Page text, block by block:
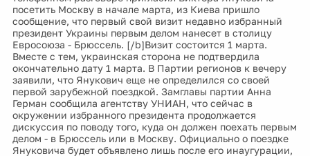
посетить Москву в начале марта, из Киева пришло
сообщение, что первый свой визит недавно избранный
президент Украины первым делом нанесет в столицу
Евросоюза - Брюссель. [/b]Визит состоится 1 марта.
Вместе с тем, украинская сторона не подтвердила
окончательно дату 1 марта. В Партии регионов к вечеру
заявили, что Янукович еще не определился со своей
первой зарубежной поездкой. Замглавы партии Анна
Герман сообщила агентству УНИАН, что сейчас в
окружении избранного президента продолжается
дискуссия по поводу того, куда он должен поехать первым
делом - в Брюссель или в Москву. Официально о поездке
Януковича будет объявлено лишь после его инаугурации,